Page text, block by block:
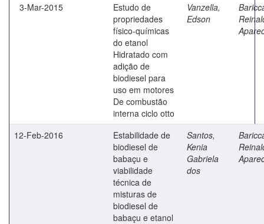
3-Mar-2015
Estudo de
propriedades
físico-químicas
do etanol
Hidratado com
adição de
biodiesel para
uso em motores
De combustão
interna ciclo otto
Vanzella,
Edson
12-Feb-2016
Estabilidade de
biodiesel de
babaçu e
viabilidade
técnica de
misturas de
biodiesel de
babaçu e etanol
Santos,
Kenia
Gabriela
dos